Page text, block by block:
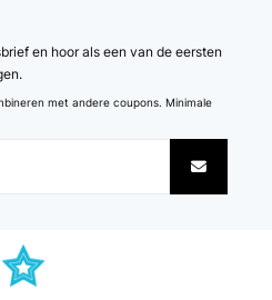
en hoor als een van de eersten
met andere coupons. Minimale